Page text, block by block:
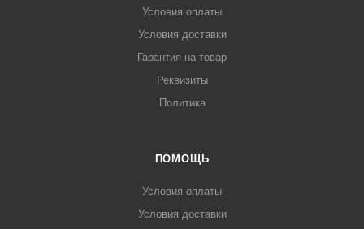
Условия оплаты
Условия доставки
Гарантия на товар
Реквизиты
Политика
ПОМОЩЬ
Условия оплаты
Условия доставки